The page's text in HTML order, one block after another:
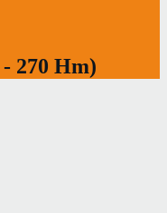
270 Hm)